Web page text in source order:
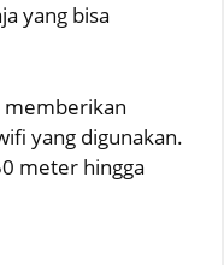
yang bisa
yang digunakan.
meter hingga